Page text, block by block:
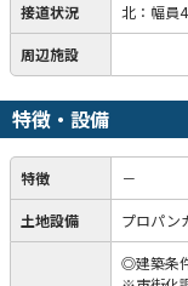
接道状況 北：幅員
周辺施設
特徴・設備
特徴 －
土地設備 プロパン
◎建築条